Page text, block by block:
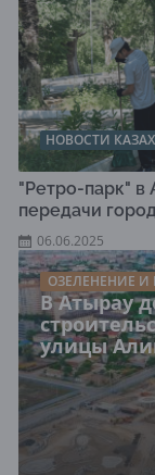
НОВОСТИ
"Ретро-парк" в
передачи
06.06.2025
ОЗЕЛЕНЕНИЕ И
В Атырау
улицы